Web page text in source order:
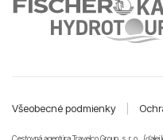
Všeobecné podmienky